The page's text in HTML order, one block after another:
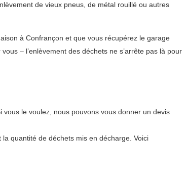
de vieux pneus, de métal rouillé ou autres
à Confrançon et que vous récupérez le garage
– l’enlèvement des déchets ne s’arrête pas là pour
le voulez, nous pouvons vous donner un devis
quantité de déchets mis en décharge. Voici